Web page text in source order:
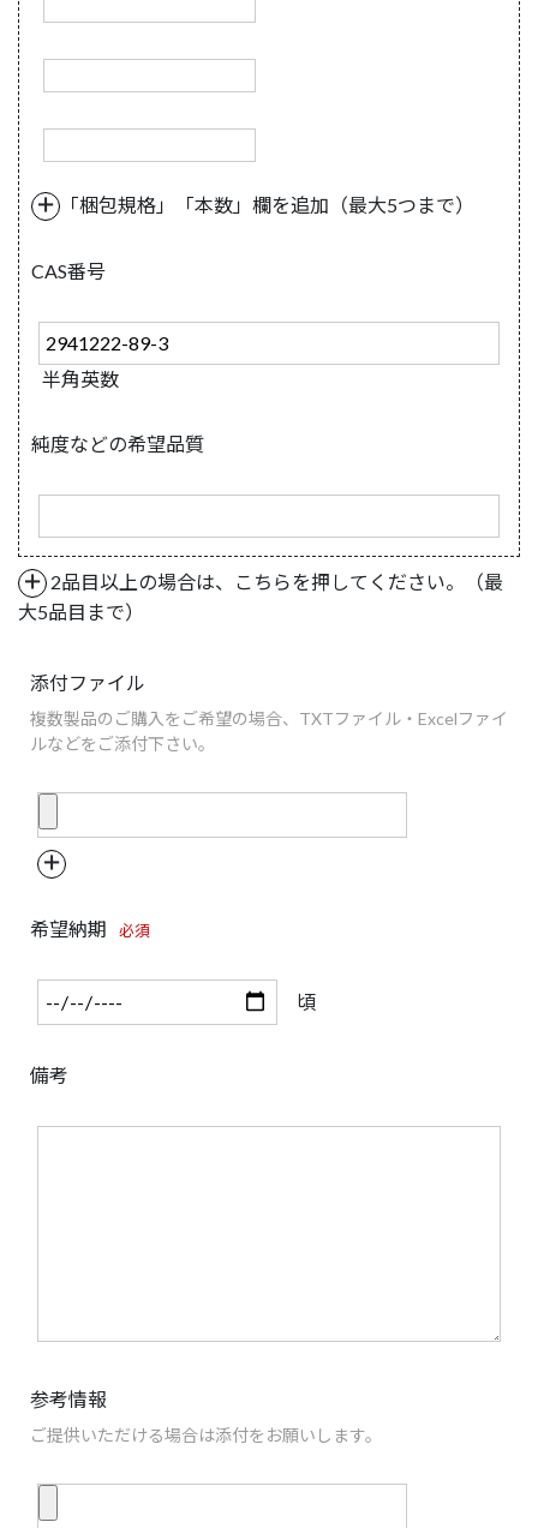
＋ 「梱包規格」「本数」欄を追加（最大5つまで）
CAS番号
半角英数
純度などの希望品質
＋ 2品目以上の場合は、こちらを押してください。（最
大5品目まで）
添付ファイル
複数製品のご購入をご希望の場合、TXTファイル・Excelファイ
ルなどをご添付下さい。
＋
希望納期 必須
頃
備考
参考情報
ご提供いただける場合は添付をお願いします。